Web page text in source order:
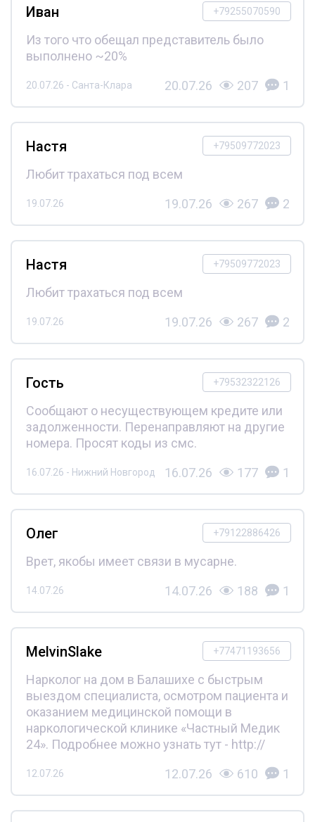
+79255070590
Иван
Из того что обещал представитель было
выполнено ~20%
20.07.26 - Санта-Клара 20.07.26 207 1
+79509772023
Настя
Любит трахаться под всем
19.07.26 19.07.26 267 2
+79509772023
Настя
Любит трахаться под всем
19.07.26 19.07.26 267 2
+79532322126
Гость
Сообщают о несуществующем кредите или
задолженности. Перенаправляют на другие
номера. Просят коды из смс.
16.07.26 - Нижний Новгород 16.07.26 177 1
+79122886426
Олег
Врет, якобы имеет связи в мусарне.
14.07.26 14.07.26 188 1
+77471193656
MelvinSlake
Нарколог на дом в Балашихе с быстрым
выездом специалиста, осмотром пациента и
оказанием медицинской помощи в
наркологической клинике «Частный Медик
24». Подробнее можно узнать тут - http://
12.07.26 12.07.26 610 1